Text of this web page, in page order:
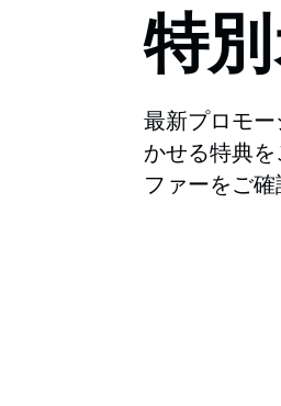
特
最新プロモ
かせる特典
ファーをご確